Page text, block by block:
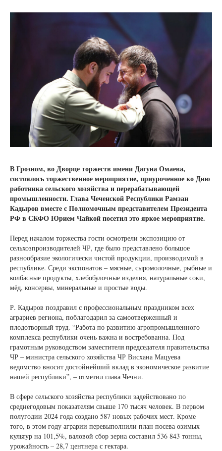
В Грозном, во Дворце торжеств имени Дагуна Омаева,
состоялось торжественное мероприятие, приуроченное ко Дню
работника сельского хозяйства и перерабатывающей
промышленности. Глава Чеченской Республики Рамзан
Кадыров вместе с Полномочным представителем Президента
РФ в СКФО Юрием Чайкой посетил это яркое мероприятие.
Перед началом торжества гости осмотрели экспозицию от
сельхозпроизводителей ЧР, где было представлено большое
разнообразие экологически чистой продукции, производимой в
республике. Среди экспонатов – мясные, сыромолочные, рыбные и
колбасные продукты, хлебобулочные изделия, натуральные соки,
мёд, консервы, минеральные и простые воды.
Р. Кадыров поздравил с профессиональным праздником всех
аграриев региона, поблагодарил за самоотверженный и
плодотворный труд. “Работа по развитию агропромышленного
комплекса республики очень важна и востребованна. Под
грамотным руководством заместителя председателя правительства
ЧР – министра сельского хозяйства ЧР Висхана Мацуева
ведомство вносит достойнейший вклад в экономическое развитие
нашей республики”, – отметил глава Чечни.
В сфере сельского хозяйства республики задействовано по
среднегодовым показателям свыше 170 тысяч человек. В первом
полугодии 2024 года создано 587 новых рабочих мест. Кроме
того, в этом году аграрии перевыполнили план посева озимых
культур на 101,5%, валовой сбор зерна составил 536 843 тонны,
урожайность – 28,7 центнера с гектара.